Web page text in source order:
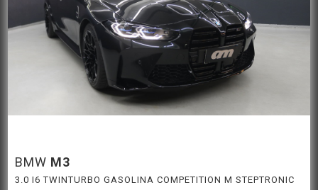
BMW M3
3.0 I6 TWINTURBO GASOLINA COMPETITION M STEPTRONIC